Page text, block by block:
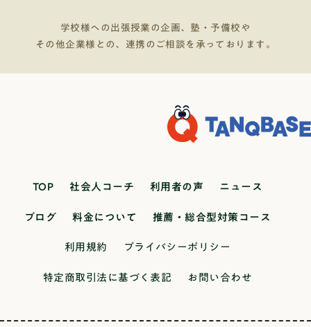
学校様への出張授業の企画、塾・予備校や
その他企業様との、連携のご相談を承っております。
TOP 社会人コーチ 利用者の声 ニュース
ブログ 料金について 推薦・総合型対策コース
利用規約 プライバシーポリシー
特定商取引法に基づく表記 お問い合わせ